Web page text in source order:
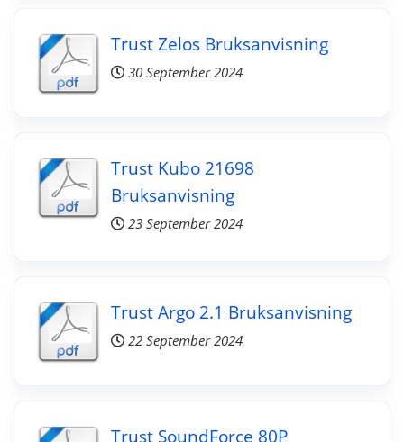
Trust Zelos Bruksanvisning
30 September 2024
Trust Kubo 21698
Bruksanvisning
23 September 2024
Trust Argo 2.1 Bruksanvisning
22 September 2024
Trust SoundForce 80P